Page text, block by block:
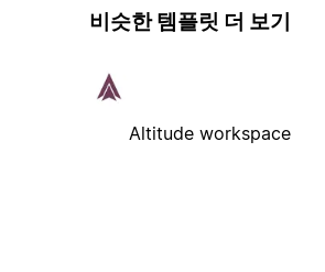
비슷한 템플릿 더 보기
Altitude workspace